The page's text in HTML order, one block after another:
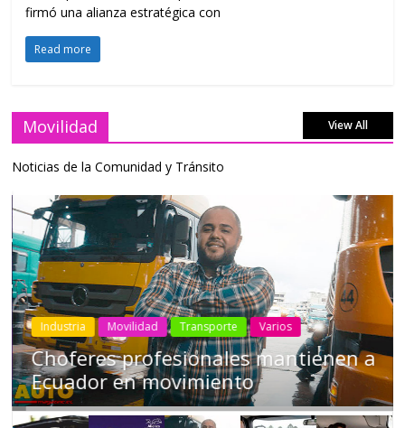
firmó una alianza estratégica con
Read more
Movilidad View All
Noticias de la Comunidad y Tránsito
Industria Movilidad Transporte Varios
Choferes profesionales mantienen a
Ecuador en movimiento